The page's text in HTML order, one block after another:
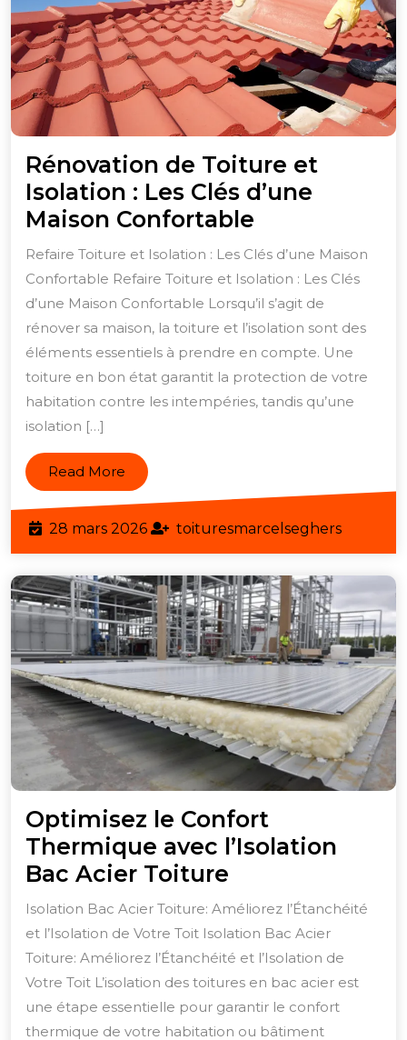
Rénovation de Toiture et
Isolation : Les Clés d’une
Maison Confortable
de
Toiture
et
Isolation
:
Les
Clés
Confortable
Refaire Toiture et Isolation : Les Clés d’une Maison
Confortable Refaire Toiture et Isolation : Les Clés
d’une Maison Confortable Lorsqu’il s’agit de
rénover sa maison, la toiture et l’isolation sont des
éléments essentiels à prendre en compte. Une
toiture en bon état garantit la protection de votre
habitation contre les intempéries, tandis qu’une
isolation […]
Read More Read
More
28 mars 202628
mars
2026
toituresmarcelseghers
Optimisez le Confort
Thermique avec l’Isolation
Bac Acier Toiture
le
Confort
Thermique
avec
l’Isolation
Isolation Bac Acier Toiture: Améliorez l’Étanchéité
et l’Isolation de Votre Toit Isolation Bac Acier
Toiture: Améliorez l’Étanchéité et l’Isolation de
Votre Toit L’isolation des toitures en bac acier est
une étape essentielle pour garantir le confort
thermique de votre habitation ou bâtiment